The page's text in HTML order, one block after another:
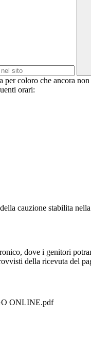
per coloro che ancora
orari:
cauzione stabilita
dove i genitori
della ricevuta del
ONLINE.pdf